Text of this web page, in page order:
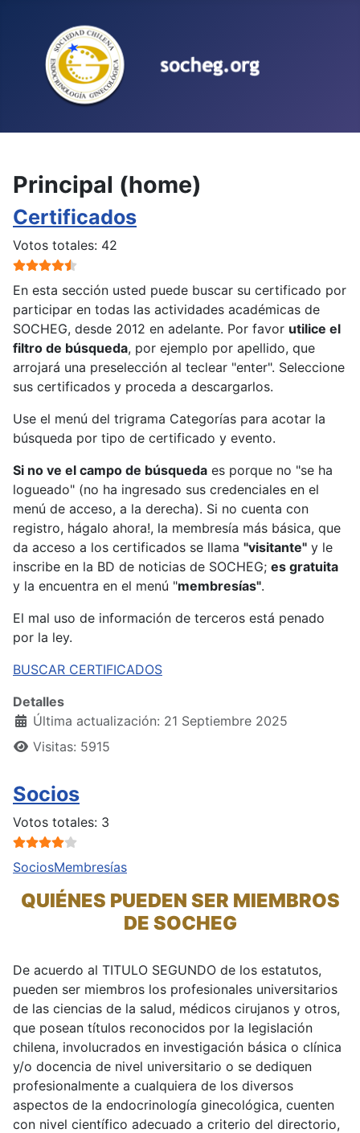
Principal (home)
Certificados
Ratio: 4.5/5
Votos totales: 42
En esta sección usted puede buscar su certificado por
participar en todas las actividades académicas de
SOCHEG, desde 2012 en adelante. Por favor utilice el
filtro de búsqueda, por ejemplo por apellido, que
arrojará una preselección al teclear "enter". Seleccione
sus certificados y proceda a descargarlos.
Use el menú del trigrama Categorías para acotar la
búsqueda por tipo de certificado y evento.
Si no ve el campo de búsqueda es porque no "se ha
logueado" (no ha ingresado sus credenciales en el
menú de acceso, a la derecha). Si no cuenta con
registro, hágalo ahora!, la membresía más básica, que
da acceso a los certificados se llama "visitante" y le
inscribe en la BD de noticias de SOCHEG; es gratuita
y la encuentra en el menú "membresías".
El mal uso de información de terceros está penado
por la ley.
BUSCAR CERTIFICADOS
Detalles
Última actualización: 21 Septiembre 2025
Visitas: 5915
Socios
Ratio: 4/5
Votos totales: 3
SociosMembresías
QUIÉNES PUEDEN SER MIEMBROS
DE SOCHEG
De acuerdo al TITULO SEGUNDO de los estatutos,
pueden ser miembros los profesionales universitarios
de las ciencias de la salud, médicos cirujanos y otros,
que posean títulos reconocidos por la legislación
chilena, involucrados en investigación básica o clínica
y/o docencia de nivel universitario o se dediquen
profesionalmente a cualquiera de los diversos
aspectos de la endocrinología ginecológica, cuenten
con nivel científico adecuado a criterio del directorio,